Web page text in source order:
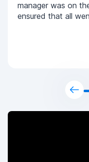
manager was on
ensured that all